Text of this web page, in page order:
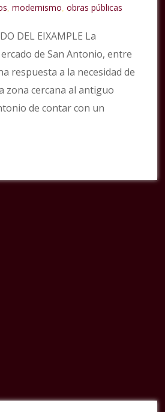
,modernismo ,obras públicas
DEL EIXAMPLE La
de San Antonio, entre
respuesta a la necesidad de
zona cercana al antiguo
de contar con un